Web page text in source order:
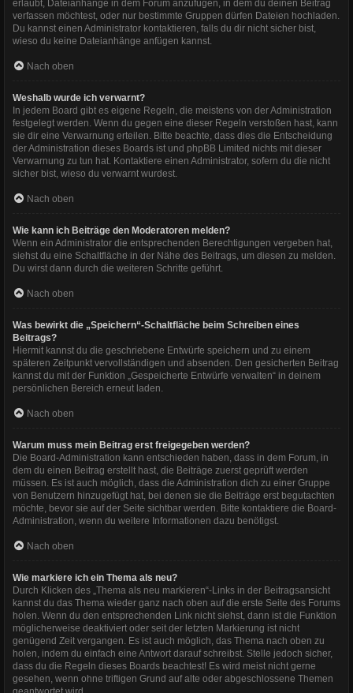
erlaubt, Dateianhänge in dem Forum anzufügen, in dem du deinen Beitrag
verfassen möchtest, oder nur bestimmte Gruppen dürfen Dateien hochladen.
Du kannst einen Administrator kontaktieren, falls du dir nicht sicher bist,
wieso du keine Dateianhänge anfügen kannst.
Nach oben
Weshalb wurde ich verwarnt?
In jedem Board gibt es eigene Regeln, die meistens von der Administration
festgelegt werden. Wenn du gegen eine dieser Regeln verstoßen hast, kann
sie dir eine Verwarnung erteilen. Bitte beachte, dass dies die Entscheidung
der Administration dieses Boards ist und phpBB Limited nichts mit dieser
Verwarnung zu tun hat. Kontaktiere einen Administrator, sofern du die nicht
sicher bist, wieso du verwarnt wurdest.
Nach oben
Wie kann ich Beiträge den Moderatoren melden?
Wenn ein Administrator die entsprechenden Berechtigungen vergeben hat,
siehst du eine Schaltfläche in der Nähe des Beitrags, um diesen zu melden.
Du wirst dann durch die weiteren Schritte geführt.
Nach oben
Was bewirkt die „Speichern“-Schaltfläche beim Schreiben eines
Beitrags?
Hiermit kannst du die geschriebene Entwürfe speichern und zu einem
späteren Zeitpunkt vervollständigen und absenden. Den gesicherten Beitrag
kannst du mit der Funktion „Gespeicherte Entwürfe verwalten“ in deinem
persönlichen Bereich erneut laden.
Nach oben
Warum muss mein Beitrag erst freigegeben werden?
Die Board-Administration kann entschieden haben, dass in dem Forum, in
dem du einen Beitrag erstellt hast, die Beiträge zuerst geprüft werden
müssen. Es ist auch möglich, dass die Administration dich zu einer Gruppe
von Benutzern hinzugefügt hat, bei denen sie die Beiträge erst begutachten
möchte, bevor sie auf der Seite sichtbar werden. Bitte kontaktiere die Board-
Administration, wenn du weitere Informationen dazu benötigst.
Nach oben
Wie markiere ich ein Thema als neu?
Durch Klicken des „Thema als neu markieren“-Links in der Beitragsansicht
kannst du das Thema wieder ganz nach oben auf die erste Seite des Forums
holen. Wenn du den entsprechenden Link nicht siehst, dann ist die Funktion
möglicherweise deaktiviert oder seit der letzten Markierung ist nicht
genügend Zeit vergangen. Es ist auch möglich, das Thema nach oben zu
holen, indem du einfach eine Antwort darauf schreibst. Stelle jedoch sicher,
dass du die Regeln dieses Boards beachtest! Es wird meist nicht gerne
gesehen, wenn ohne triftigen Grund auf alte oder abgeschlossene Themen